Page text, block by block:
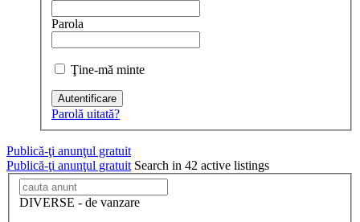
Parola
Ţine-mă minte
Autentificare
Parolă uitată?
Publică-ţi anunţul gratuit
Publică-ţi anunţul gratuit Search in 42 active listings
DIVERSE - de vanzare